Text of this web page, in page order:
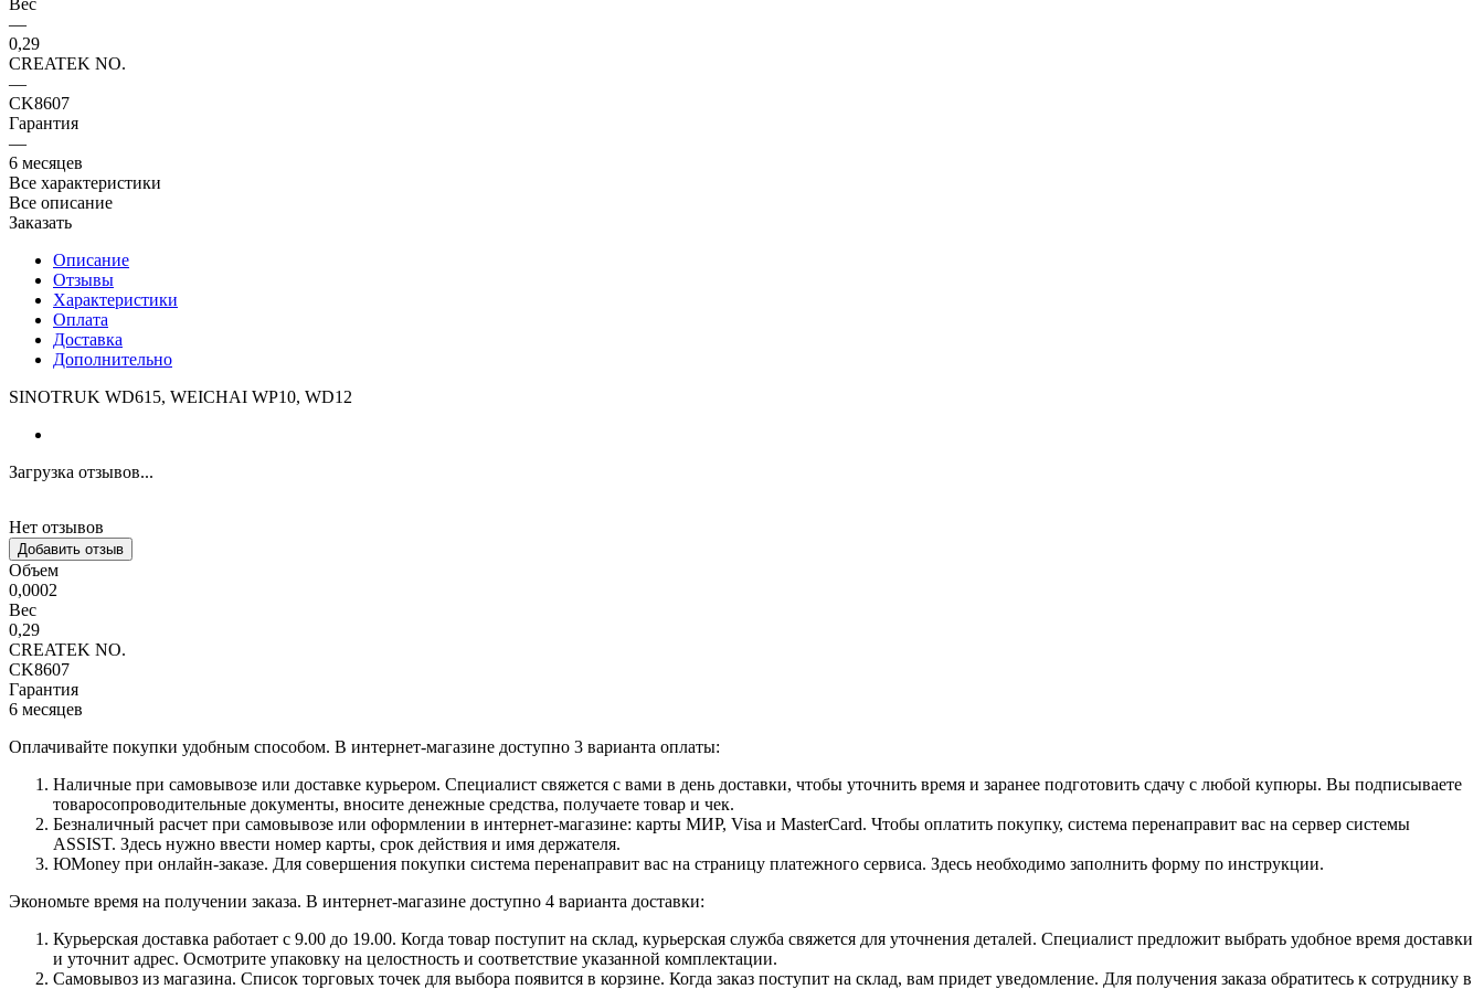
—
0,29
CREATEK NO.
—
CK8607
Гарантия
—
6 месяцев
Все характеристики
Все описание
Заказать
Описание
Отзывы
Характеристики
Оплата
Доставка
Дополнительно
SINOTRUK WD615, WEICHAI WP10, WD12
Загрузка отзывов...
Нет отзывов
Добавить отзыв
Объем
0,0002
Вес
0,29
CREATEK NO.
CK8607
Гарантия
6 месяцев
Оплачивайте покупки удобным способом. В интернет-магазине доступно 3 варианта оплаты:
Наличные при самовывозе или доставке курьером. Специалист свяжется с вами в день доставки, чтобы уточнить время и заранее подготовить сдачу с любой купюры. Вы подписываете
товаросопроводительные документы, вносите денежные средства, получаете товар и чек.
Безналичный расчет при самовывозе или оформлении в интернет-магазине: карты МИР, Visa и MasterCard. Чтобы оплатить покупку, система перенаправит вас на сервер системы
ASSIST. Здесь нужно ввести номер карты, срок действия и имя держателя.
ЮMoney при онлайн-заказе. Для совершения покупки система перенаправит вас на страницу платежного сервиса. Здесь необходимо заполнить форму по инструкции.
Экономьте время на получении заказа. В интернет-магазине доступно 4 варианта доставки:
Курьерская доставка работает с 9.00 до 19.00. Когда товар поступит на склад, курьерская служба свяжется для уточнения деталей. Специалист предложит выбрать удобное время доставки
и уточнит адрес. Осмотрите упаковку на целостность и соответствие указанной комплектации.
Самовывоз из магазина. Список торговых точек для выбора появится в корзине. Когда заказ поступит на склад, вам придет уведомление. Для получения заказа обратитесь к сотруднику в